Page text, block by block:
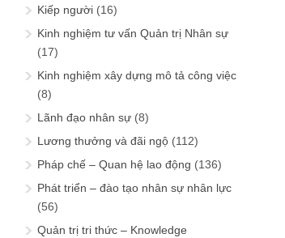
Kiếp người (16)
Kinh nghiệm tư vấn Quản trị Nhân sự
(17)
Kinh nghiệm xây dựng mô tả công việc
(8)
Lãnh đạo nhân sự (8)
Lương thưởng và đãi ngộ (112)
Pháp chế – Quan hệ lao động (136)
Phát triển – đào tạo nhân sự nhân lực
(56)
Quản trị tri thức – Knowledge